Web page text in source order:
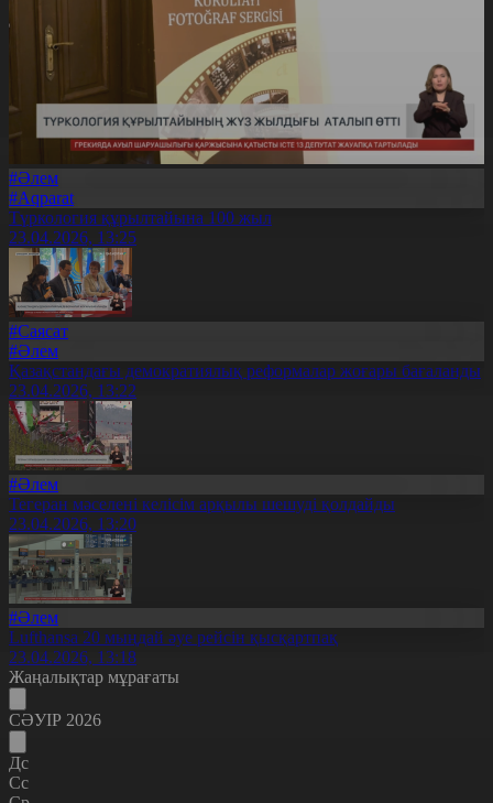
#Әлем
#Aqparat
Түркология құрылтайына 100 жыл
23.04.2026, 13:25
#Саясат
#Әлем
Қазақстандағы демократиялық реформалар жоғары бағаланды
23.04.2026, 13:22
#Әлем
Тегеран мәселені келісім арқылы шешуді қолдайды
23.04.2026, 13:20
#Әлем
Lufthansa 20 мыңдай әуе рейсін қысқартпақ
23.04.2026, 13:18
Жаңалықтар мұрағаты
СӘУІР 2026
Дс
Сс